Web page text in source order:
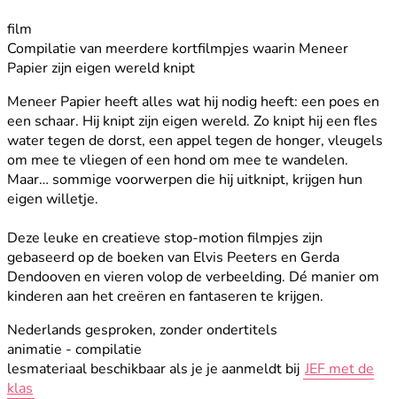
film
Compilatie van meerdere kortfilmpjes waarin Meneer
Papier zijn eigen wereld knipt
Meneer Papier heeft alles wat hij nodig heeft: een poes en
een schaar. Hij knipt zijn eigen wereld. Zo knipt hij een fles
water tegen de dorst, een appel tegen de honger, vleugels
om mee te vliegen of een hond om mee te wandelen.
Maar… sommige voorwerpen die hij uitknipt, krijgen hun
eigen willetje.
Deze leuke en creatieve stop-motion filmpjes zijn
gebaseerd op de boeken van Elvis Peeters en Gerda
Dendooven en vieren volop de verbeelding. Dé manier om
kinderen aan het creëren en fantaseren te krijgen.
Nederlands gesproken, zonder ondertitels
animatie - compilatie
lesmateriaal beschikbaar als je je aanmeldt bij JEF met de
klas